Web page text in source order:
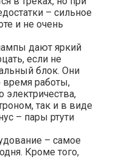
– сильное
и не очень
дают яркий
если не
блок. Они
время работы,
электричества,
так и в виде
– пары ртути
– самое
Кроме того,